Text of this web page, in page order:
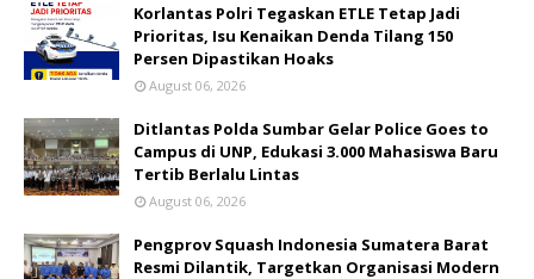
Korlantas Polri Tegaskan ETLE Tetap Jadi
Prioritas, Isu Kenaikan Denda Tilang 150
Persen Dipastikan Hoaks
August 06, 2026
Ditlantas Polda Sumbar Gelar Police Goes to
Campus di UNP, Edukasi 3.000 Mahasiswa Baru
Tertib Berlalu Lintas
August 06, 2026
Pengprov Squash Indonesia Sumatera Barat
Resmi Dilantik, Targetkan Organisasi Modern